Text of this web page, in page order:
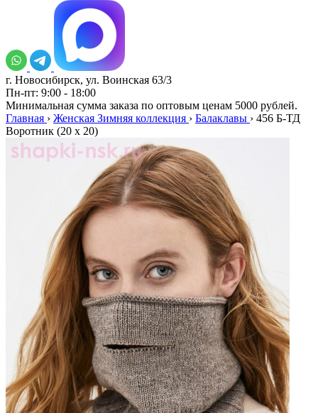
г. Новосибирск, ул. Воинская 63/3
Пн-пт: 9:00 - 18:00
Минимальная сумма заказа по оптовым ценам 5000 рублей.
Главная › Женская Зимняя коллекция › Балаклавы › 456 Б-ТД
Воротник (20 x 20)